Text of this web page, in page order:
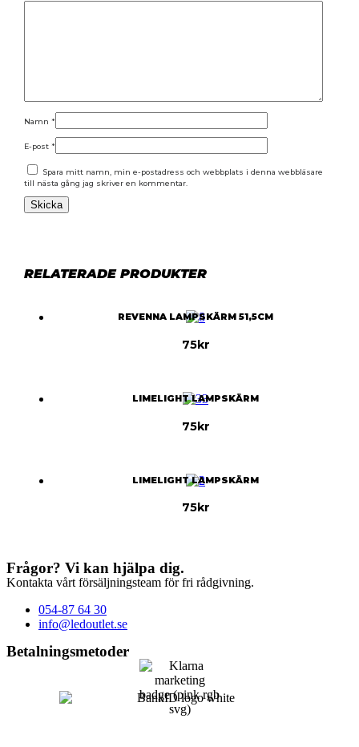
Namn *
E-post *
Spara mitt namn, min e-postadress och webbplats i denna webbläsare
till nästa gång jag skriver en kommentar.
RELATERADE PRODUKTER
REVENNA LAMPSKÄRM 51,5CM
75kr
LIMELIGHT LAMPSKÄRM
75kr
LIMELIGHT LAMPSKÄRM
75kr
Frågor? Vi kan hjälpa dig.
Kontakta vårt försäljningsteam för fri rådgivning.
054-87 64 30
info@ledoutlet.se
Betalningsmetoder